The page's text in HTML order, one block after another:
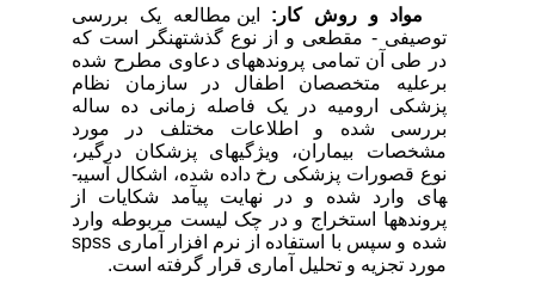
مواد و روش کار:این مطالعه یک بررسی
توصیفی - مقطعی و از نوع گذشته­نگر است که
در طی آن تمامی پرونده­های دعاوی مطرح شده
برعلیه متخصصان اطفال در سازمان نظام
پزشکی ارومیه در یک فاصله زمانی ده ساله
بررسی شده و اطلاعات مختلف در مورد
مشخصات بیماران، ویژگی­های پزشکان درگیر،
نوع قصورات پزشکی رخ داده شده، اشکال آسیب­
های وارد شده و در نهایت پی­آمد شکایات از
پرونده­ها استخراج و در چک لیست مربوطه وارد
شده و سپس با استفاده از نرم افزار آماری spss
مورد تجزیه و تحلیل آماری قرار گرفته است.